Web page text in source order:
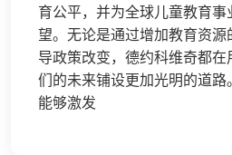
育公平，并为全球儿童教育
望。无论是通过增加教育资
导政策改变，德约科维奇都
们的未来铺设更加光明的道
能够激发